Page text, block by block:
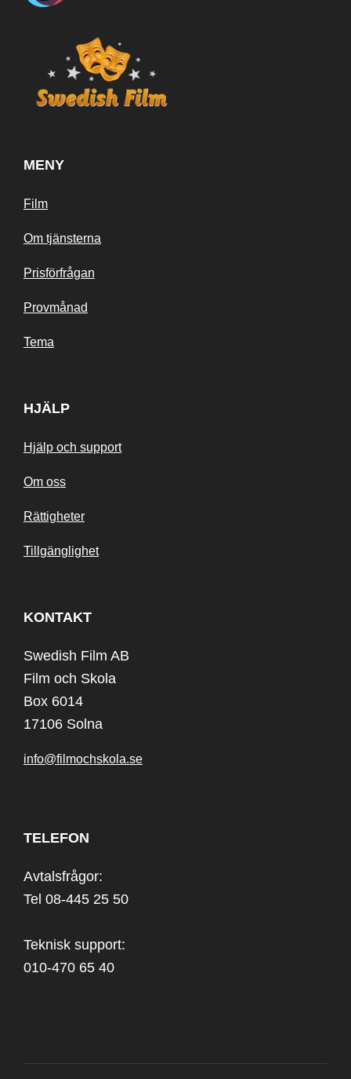
MENY
Film
Om tjänsterna
Prisförfrågan
Provmånad
Tema
HJÄLP
Hjälp och support
Om oss
Rättigheter
Tillgänglighet
KONTAKT
Swedish Film AB
Film och Skola
Box 6014
17106 Solna
info@filmochskola.se
TELEFON
Avtalsfrågor:
Tel 08-445 25 50
Teknisk support:
010-470 65 40